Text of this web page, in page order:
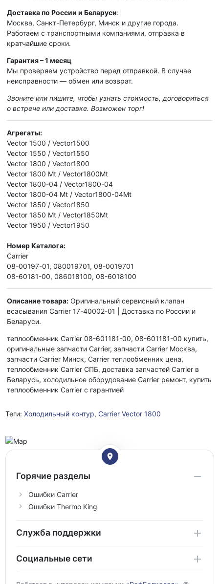
Доставка по России и Беларуси:
Москва, Санкт-Петербург, Минск и другие города.
Работаем с транспортными компаниями, отправка в
кратчайшие сроки.
Гарантия – 1 месяц
Мы проверяем устройство перед отправкой. В случае
неисправности — обмен или возврат.
Звоните или пишите, чтобы узнать стоимость, договориться
о встрече или доставке. Возможен торг!
Агрегаты:
Vector 1500 / Vector1500
Vector 1550 / Vector1550
Vector 1800 / Vector1800
Vector 1800 Mt / Vector1800Mt
Vector 1800-04 / Vector1800-04
Vector 1800-04 Mt / Vector1800-04Mt
Vector 1850 / Vector1850
Vector 1850 Mt / Vector1850Mt
Vector 1950 / Vector1950
Номер Каталога:
Carrier
08-00197-01, 080019701, 08-0019701
08-60181-00, 086018100, 08-6018100
Описание товара: Оригинальный сервисный клапан
всасывания Carrier 17-40002-01 | Доставка по России и
Беларуси.
теплообменник Carrier 08-601181-00, 08-601181-00 купить,
оригинальные запчасти Carrier, запчасти Carrier Москва,
запчасти Carrier Минск, Carrier теплообменник цена,
теплообменник Carrier СПБ, доставка запчастей Carrier в
Беларусь, холодильное оборудование Carrier ремонт, купить
теплообменник Carrier с гарантией
Теги: Холодильный контур, Carrier Vector 1800
Горячие разделы
Ошибки Carrier
Ошибки Thermo King
Служба поддержки
Социальные сети